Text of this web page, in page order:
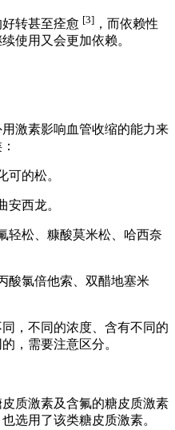
转甚至痊愈 [3] ，而依赖性
使用又会更加依赖。
激素影响血管收缩的能力来
可的松。
安西龙。
轻松、糠酸莫米松、哈西奈
酸氯倍他索、双醋地塞米
，不同的浓度、含有不同的
，需要注意区分。
质激素及含氟的糖皮质激素
选用了该类糖皮质激素。